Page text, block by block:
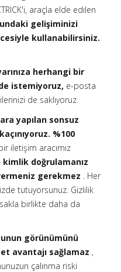
araçla elde edilen
gelişiminizi
kullanabilirsiniz.
herhangi bir
istemiyoruz, e-posta
de saklıyoruz.
yapılan sonsuz
%100
iletişim aracımız
kimlik doğrulamanız
gerekmez . Her
tutuyorsunuz. Gizlilik
birlikte daha da
görünümünü
avantajı sağlamaz ,
çalınma riski